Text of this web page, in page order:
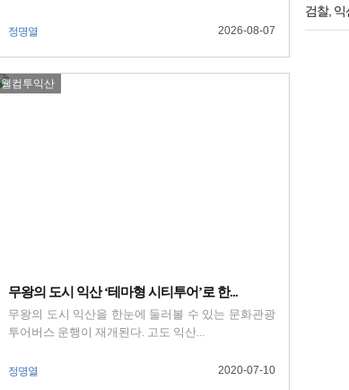
정명열 2026-08-07
웰컴투익산
무왕의 도시 익산 ‘테마형 시티투어’로 한...
무왕의 도시 익산을 한눈에 둘러볼 수 있는 문화관광
투어버스 운행이 재개된다. 고도 익산...
정명열 2020-07-10
검찰, 익